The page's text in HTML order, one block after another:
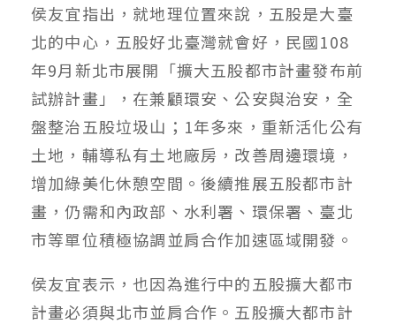
侯友宜指出，就地理位置來說，五股是大臺
北的中心，五股好北臺灣就會好，民國108
年9月新北市展開「擴大五股都市計畫發布前
試辦計畫」，在兼顧環安、公安與治安，全
盤整治五股垃圾山；1年多來，重新活化公有
土地，輔導私有土地廠房，改善周邊環境，
增加綠美化休憩空間。後續推展五股都市計
畫，仍需和內政部、水利署、環保署、臺北
市等單位積極協調並肩合作加速區域開發。
侯友宜表示，也因為進行中的五股擴大都市
計畫必須與北市並肩合作。五股擴大都市計